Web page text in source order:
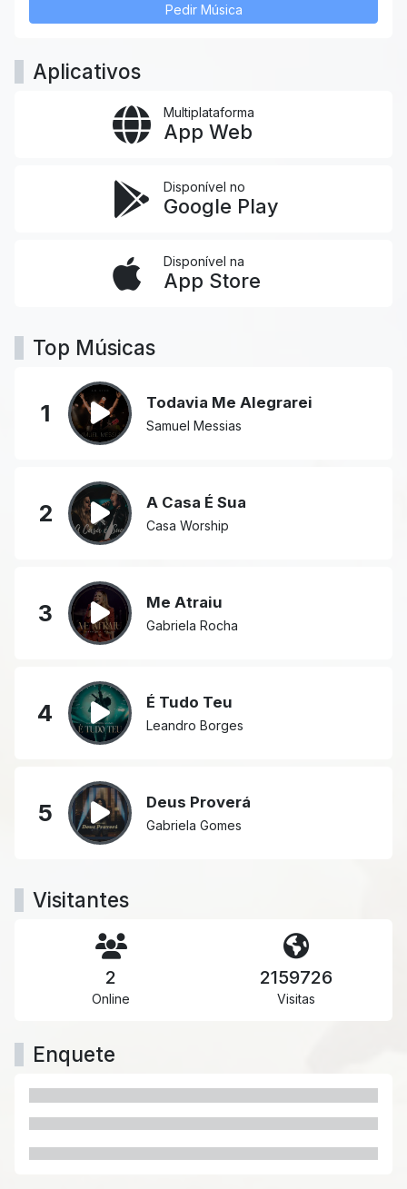
Pedir Música
Aplicativos
Multiplataforma
App Web
Disponível no
Google Play
Disponível na
App Store
Top Músicas
1 Todavia Me Alegrarei
Samuel Messias
2 A Casa É Sua
Casa Worship
3 Me Atraiu
Gabriela Rocha
4 É Tudo Teu
Leandro Borges
5 Deus Proverá
Gabriela Gomes
Visitantes
2
Online
2159726
Visitas
Enquete